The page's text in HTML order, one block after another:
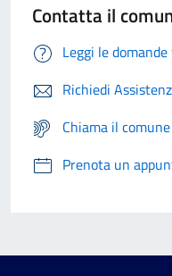
Contatta il
Leggi le
Richiedi
Chiama il
Prenota un